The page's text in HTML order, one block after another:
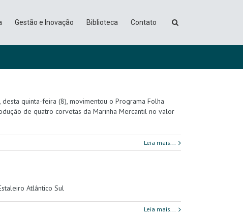
Gestão e Inovação Biblioteca Contato
quinta-feira (8), movimentou o Programa Folha
de quatro corvetas da Marinha Mercantil no valor
Leia mais...
Atlântico Sul
Leia mais...